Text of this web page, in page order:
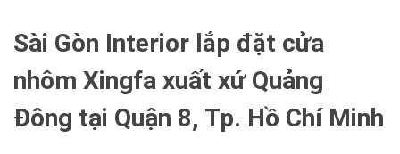
Sài Gòn Interior lắp đặt cửa
nhôm Xingfa xuất xứ Quảng
Đông tại Quận 8, Tp. Hồ Chí Minh